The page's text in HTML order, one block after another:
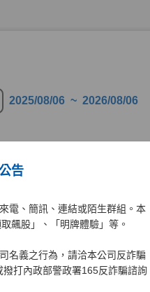
告
電、簡訊、連結或陌生群組。本
飆股」、「明牌體驗」等。
名義之行為，請洽本公司反詐騙
撥打內政部警政署165反詐騙諮詢